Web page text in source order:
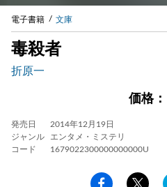
電子書籍 文庫
毒殺者
折原一
価格：
発売日
2014年12月19日
ジャンル
エンタメ・ミステリ
コード
1679022300000000000U